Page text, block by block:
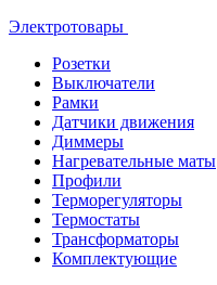
Электротовары
Розетки
Выключатели
Рамки
Датчики движения
Диммеры
Нагревательные маты
Профили
Терморегуляторы
Термостаты
Трансформаторы
Комплектующие